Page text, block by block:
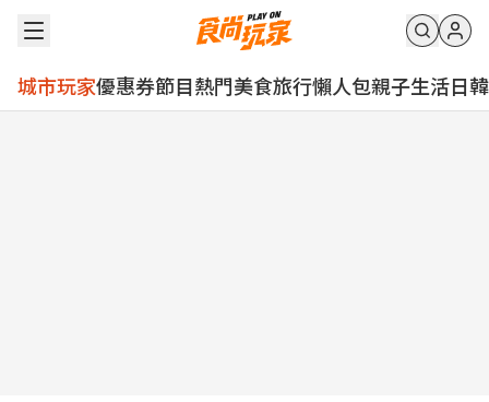
城市玩家優惠券節目熱門美食旅行懶人包親子生活日韓